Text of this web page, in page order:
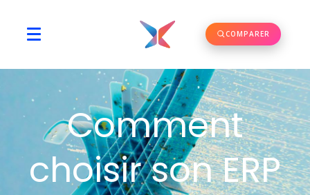
COMPARER
Comment
choisir son ERP